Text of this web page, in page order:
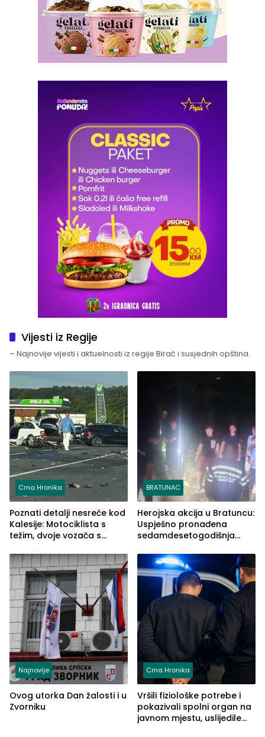
Vijesti iz Regije
– Najnovije vijesti i aktuelnosti iz regije Birač i susjednih opština.
Crna Hronika
Poznati detalji nesreće kod
Kalesije: Motociklista s
težim, dvoje vozača s
BRATUNAC
Herojska akcija u Bratuncu:
Uspješno pronađena
sedamdesetogodišnja
Kravice.
Najnovije
Ovog utorka Dan žalosti i u
Zvorniku
Crna Hronika
Vršili fiziološke potrebe i
pokazivali spolni organ na
javnom mjestu, uslijedile